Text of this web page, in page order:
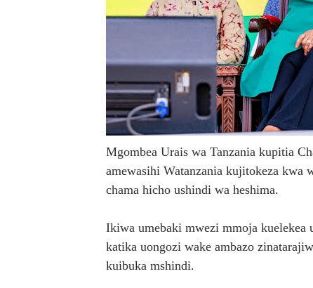
EWURA KANDA YA KATI
Rais Dkt. Samia Afungua
KIELELEZO KIPYA CHA
WATUMISHI WA WIZARA
MASHILI AMPONGEZA
TANZANIA YAIPONGEZA
Serikali yasisitiza
WANAFUNZI WA MTEMI
Mgombea Urais wa Tanzania kupitia
amewasihi Watanzania kujitokeza
chama hicho ushindi wa heshima.
Ikiwa umebaki mwezi mmoja kuelekea
katika uongozi wake ambazo
kuibuka mshindi.